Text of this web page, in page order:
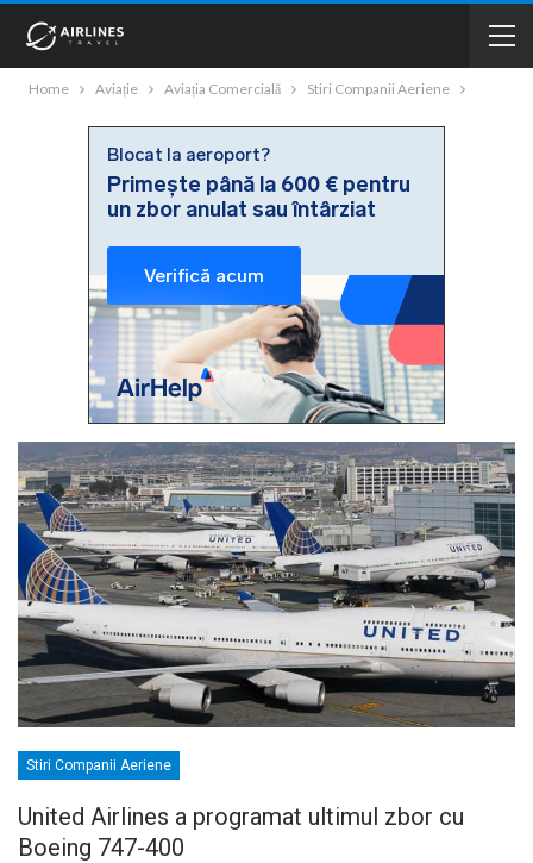
Home Aviație Aviația Comercială Stiri Companii Aeriene
Stiri Companii Aeriene
United Airlines a programat ultimul zbor cu
Boeing 747-400